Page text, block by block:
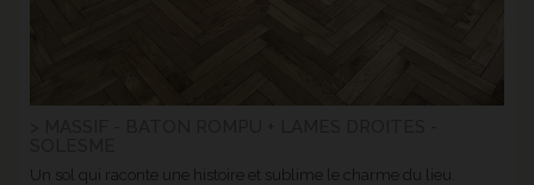
Un sol qui raconte une histoire et sublime le charme du lieu.